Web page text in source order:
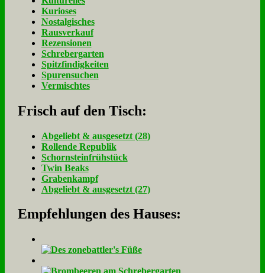
Kurioses
Nostalgisches
Rausverkauf
Rezensionen
Schrebergarten
Spitzfindigkeiten
Spurensuchen
Vermischtes
Frisch auf den Tisch:
Ab­ge­liebt & aus­ge­setzt (28)
Rol­len­de Re­pu­blik
Schorn­stein­früh­stück
Twin Beaks
Gra­ben­kampf
Ab­ge­liebt & aus­ge­setzt (27)
Empfehlungen des Hauses: